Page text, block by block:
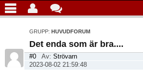
GRUPP: HUVUDFORUM
Det enda som är bra....
#0 Av: Strövarn
2023-08-02 21:59:48